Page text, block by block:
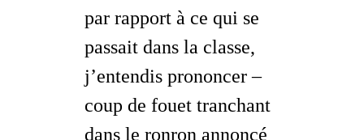
par rapport à ce qui se
passait dans la classe,
j’entendis prononcer –
coup de fouet tranchant
dans le ronron annoncé